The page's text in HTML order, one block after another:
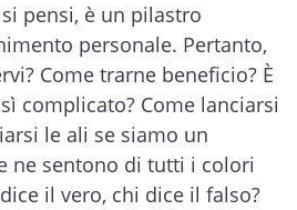
pensi, è un pilastro
personale. Pertanto,
Come trarne beneficio? È
complicato? Come lanciarsi
le ali se siamo un
ne sentono di tutti i colori
il vero, chi dice il falso?